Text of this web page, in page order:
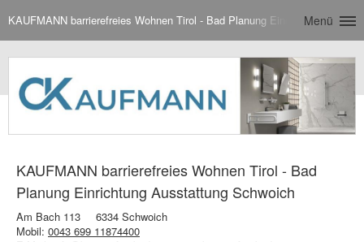
KAUFMANN barrierefreies Wohnen Tirol - Bad Planung Einrichtung
Menü
KAUFMANN barrierefreies Wohnen Tirol - Bad
Planung Einrichtung Ausstattung Schwoich
Am Bach 113
6334 Schwoich
Mobil: 0043 699 11874400